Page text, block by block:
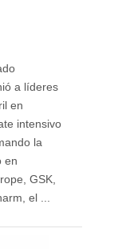
a líderes
en
intensivo
la
en
GSK,
el ...